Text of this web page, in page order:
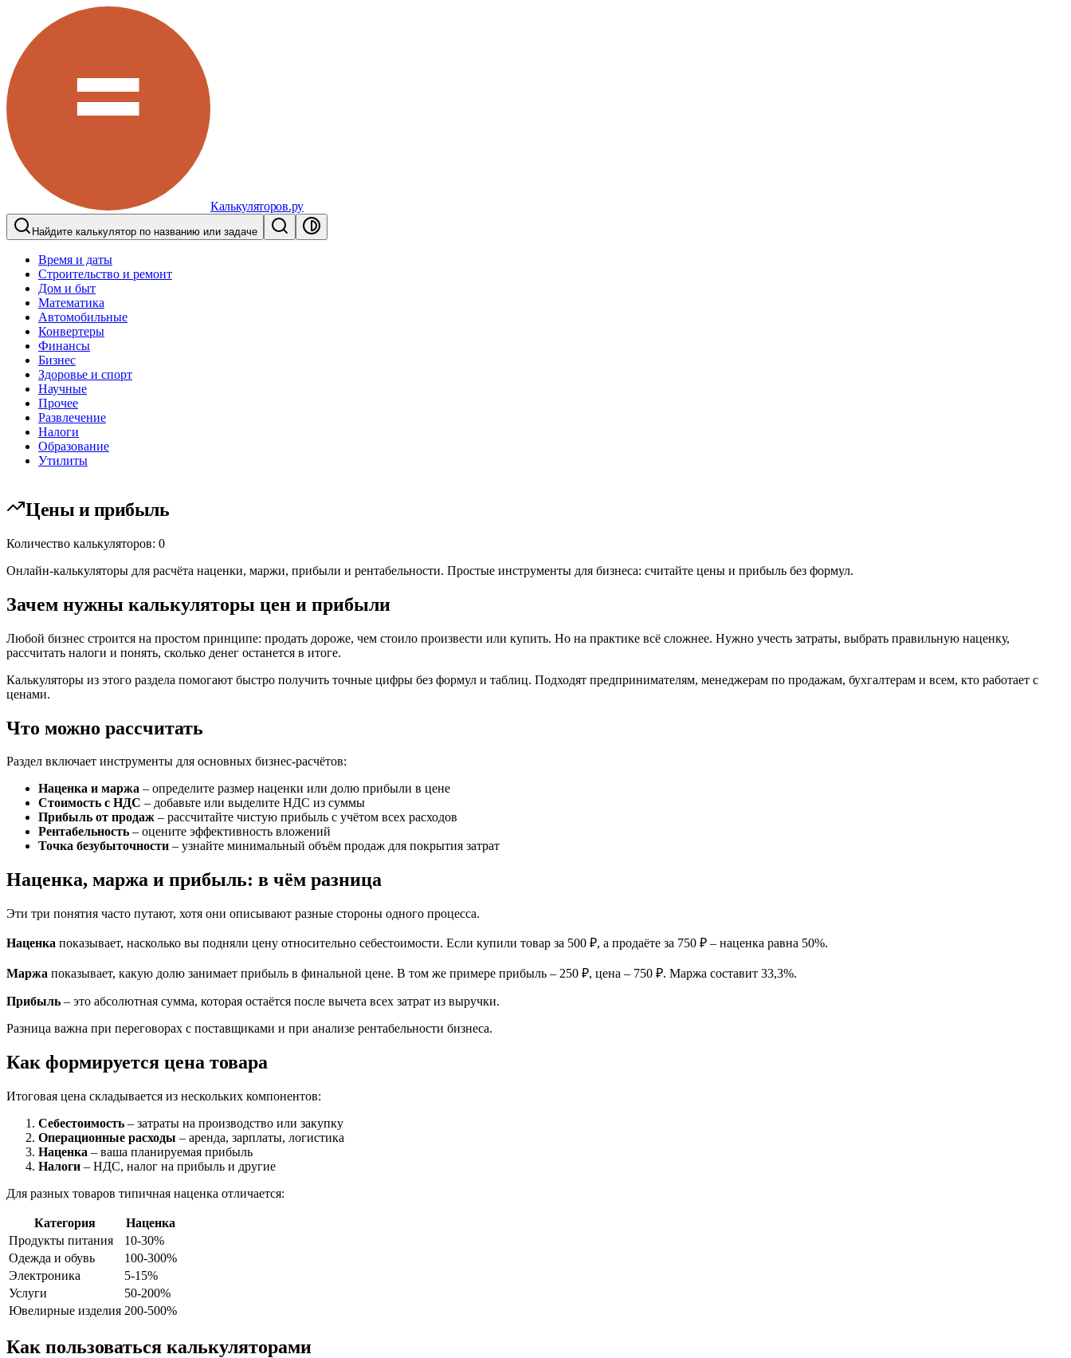
Калькуляторов.ру
Найдите калькулятор по названию или задаче
Время и даты
Строительство и ремонт
Дом и быт
Математика
Автомобильные
Конвертеры
Финансы
Бизнес
Здоровье и спорт
Научные
Прочее
Развлечение
Налоги
Образование
Утилиты
Цены и прибыль
Количество калькуляторов: 0
Онлайн-калькуляторы для расчёта наценки, маржи, прибыли и рентабельности. Простые инструменты для бизнеса: считайте цены и прибыль без формул.
Зачем нужны калькуляторы цен и прибыли
Любой бизнес строится на простом принципе: продать дороже, чем стоило произвести или купить. Но на практике всё сложнее. Нужно учесть затраты, выбрать правильную наценку,
рассчитать налоги и понять, сколько денег останется в итоге.
Калькуляторы из этого раздела помогают быстро получить точные цифры без формул и таблиц. Подходят предпринимателям, менеджерам по продажам, бухгалтерам и всем, кто работает с
ценами.
Что можно рассчитать
Раздел включает инструменты для основных бизнес-расчётов:
Наценка и маржа – определите размер наценки или долю прибыли в цене
Стоимость с НДС – добавьте или выделите НДС из суммы
Прибыль от продаж – рассчитайте чистую прибыль с учётом всех расходов
Рентабельность – оцените эффективность вложений
Точка безубыточности – узнайте минимальный объём продаж для покрытия затрат
Наценка, маржа и прибыль: в чём разница
Эти три понятия часто путают, хотя они описывают разные стороны одного процесса.
Наценка показывает, насколько вы подняли цену относительно себестоимости. Если купили товар за 500 ₽, а продаёте за 750 ₽ – наценка равна 50%.
Маржа показывает, какую долю занимает прибыль в финальной цене. В том же примере прибыль – 250 ₽, цена – 750 ₽. Маржа составит 33,3%.
Прибыль – это абсолютная сумма, которая остаётся после вычета всех затрат из выручки.
Разница важна при переговорах с поставщиками и при анализе рентабельности бизнеса.
Как формируется цена товара
Итоговая цена складывается из нескольких компонентов:
Себестоимость – затраты на производство или закупку
Операционные расходы – аренда, зарплаты, логистика
Наценка – ваша планируемая прибыль
Налоги – НДС, налог на прибыль и другие
Для разных товаров типичная наценка отличается:
Категория
Наценка
Продукты питания
10-30%
Одежда и обувь
100-300%
Электроника
5-15%
Услуги
50-200%
Ювелирные изделия 200-500%
Как пользоваться калькуляторами